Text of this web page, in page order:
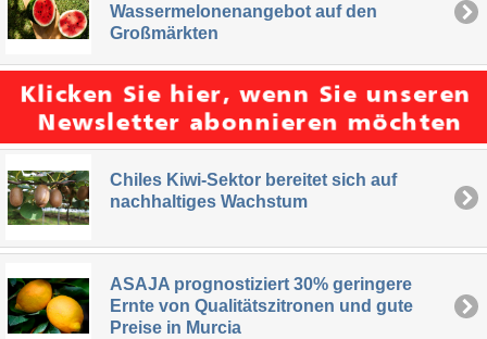
Wassermelonenangebot auf den
Großmärkten
Chiles Kiwi-Sektor bereitet sich auf
nachhaltiges Wachstum
ASAJA prognostiziert 30% geringere
Ernte von Qualitätszitronen und gute
Preise in Murcia